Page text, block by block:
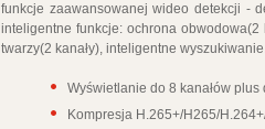
funkcje zaawansowanej wideo detekcji -
inteligentne funkcje: ochrona obwodowa(2
twarzy(2 kanały), inteligentne
Wyświetlanie do 8 kanałów
Kompresja H.265+/H265/